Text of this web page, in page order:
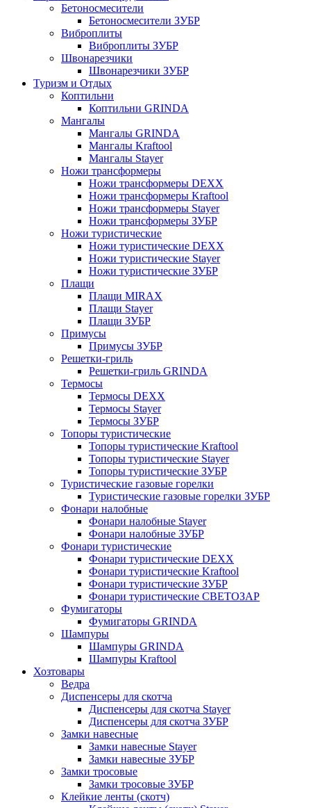
Бетоносмесители
Бетоносмесители ЗУБР
Виброплиты
Виброплиты ЗУБР
Швонарезчики
Швонарезчики ЗУБР
Туризм и Отдых
Коптильни
Коптильни GRINDA
Мангалы
Мангалы GRINDA
Мангалы Kraftool
Мангалы Stayer
Ножи трансформеры
Ножи трансформеры DEXX
Ножи трансформеры Kraftool
Ножи трансформеры Stayer
Ножи трансформеры ЗУБР
Ножи туристические
Ножи туристические DEXX
Ножи туристические Stayer
Ножи туристические ЗУБР
Плащи
Плащи MIRAX
Плащи Stayer
Плащи ЗУБР
Примусы
Примусы ЗУБР
Решетки-гриль
Решетки-гриль GRINDA
Термосы
Термосы DEXX
Термосы Stayer
Термосы ЗУБР
Топоры туристические
Топоры туристические Kraftool
Топоры туристические Stayer
Топоры туристические ЗУБР
Туристические газовые горелки
Туристические газовые горелки ЗУБР
Фонари налобные
Фонари налобные Stayer
Фонари налобные ЗУБР
Фонари туристические
Фонари туристические DEXX
Фонари туристические Kraftool
Фонари туристические ЗУБР
Фонари туристические СВЕТОЗАР
Фумигаторы
Фумигаторы GRINDA
Шампуры
Шампуры GRINDA
Шампуры Kraftool
Хозтовары
Ведра
Диспенсеры для скотча
Диспенсеры для скотча Stayer
Диспенсеры для скотча ЗУБР
Замки навесные
Замки навесные Stayer
Замки навесные ЗУБР
Замки тросовые
Замки тросовые ЗУБР
Клейкие ленты (скотч)